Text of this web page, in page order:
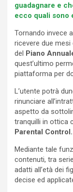
guadagnare e
ecco quali sono
Tornando invece
ricevere due mesi
del Piano
quest’ultimo
piattaforma per
L’utente potrà
rinunciare
aspetto da
tranquilli in ottica
Parental Control.
Mediante tale
contenuti, tra
adatti all’età dei
decise ed